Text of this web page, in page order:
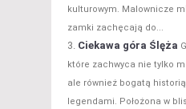
kulturowym. Malownicze
zamki zachęcają do...
Ciekawa góra Ślęża
które zachwyca nie tylko
ale również bogatą
legendami. Położona w